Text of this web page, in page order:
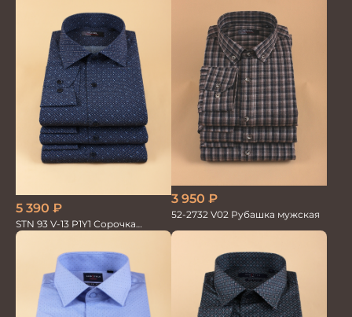
5 390 ₽
STN 93 V-13 P1Y1 Сорочка
мужская
3 950 ₽
52-2732 V02 Рубашка мужская